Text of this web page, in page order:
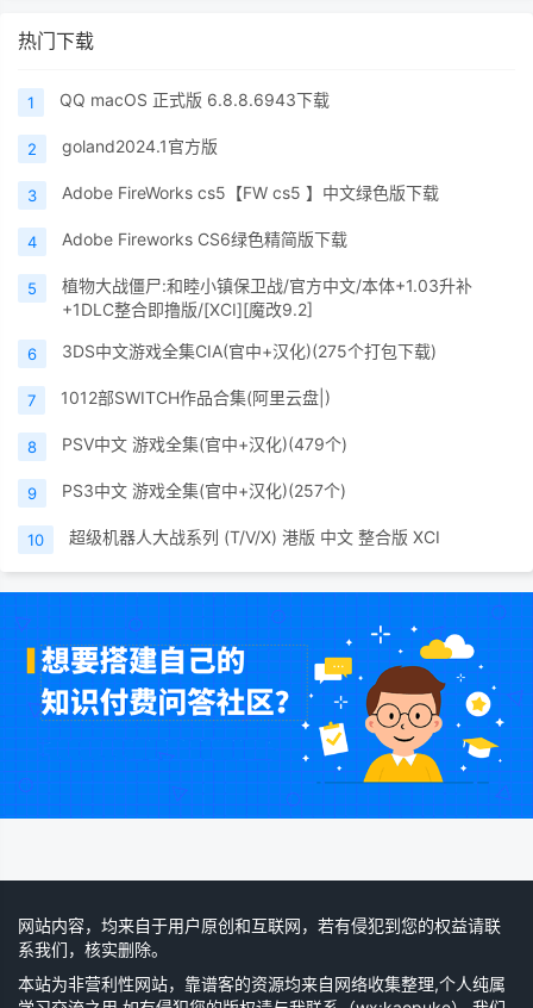
热门下载
1 QQ macOS 正式版 6.8.8.6943下载
2 goland2024.1官方版
3 Adobe FireWorks cs5【FW cs5 】中文绿色版下载
4 Adobe Fireworks CS6绿色精简版下载
5
植物大战僵尸:和睦小镇保卫战/官方中文/本体+1.03升补
+1DLC整合即撸版/[XCI][魔改9.2]
6 3DS中文游戏全集CIA(官中+汉化)(275个打包下载)
7 1012部SWITCH作品合集(阿里云盘|)
8 PSV中文 游戏全集(官中+汉化)(479个)
9 PS3中文 游戏全集(官中+汉化)(257个)
10 超级机器人大战系列 (T/V/X) 港版 中文 整合版 XCI
网站内容，均来自于用户原创和互联网，若有侵犯到您的权益请联
系我们，核实删除。
本站为非营利性网站，靠谱客的资源均来自网络收集整理,个人纯属